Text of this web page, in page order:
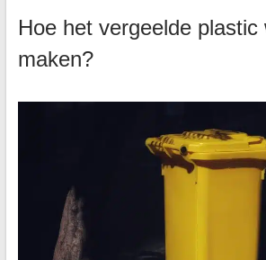
Hoe het vergeelde plastic
maken?